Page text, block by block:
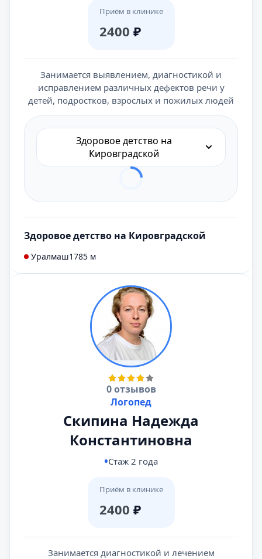
Приём в клинике
2400 ₽
Занимается выявлением, диагностикой и
исправлением различных дефектов речи у
детей, подростков, взрослых и пожилых людей
Здоровое детство на
Кировградской
Здоровое детство на Кировградской
Уралмаш1785 м
0 отзывов
Логопед
Скипина Надежда
Константиновна
Стаж 2 года
Приём в клинике
2400 ₽
Занимается диагностикой и лечением